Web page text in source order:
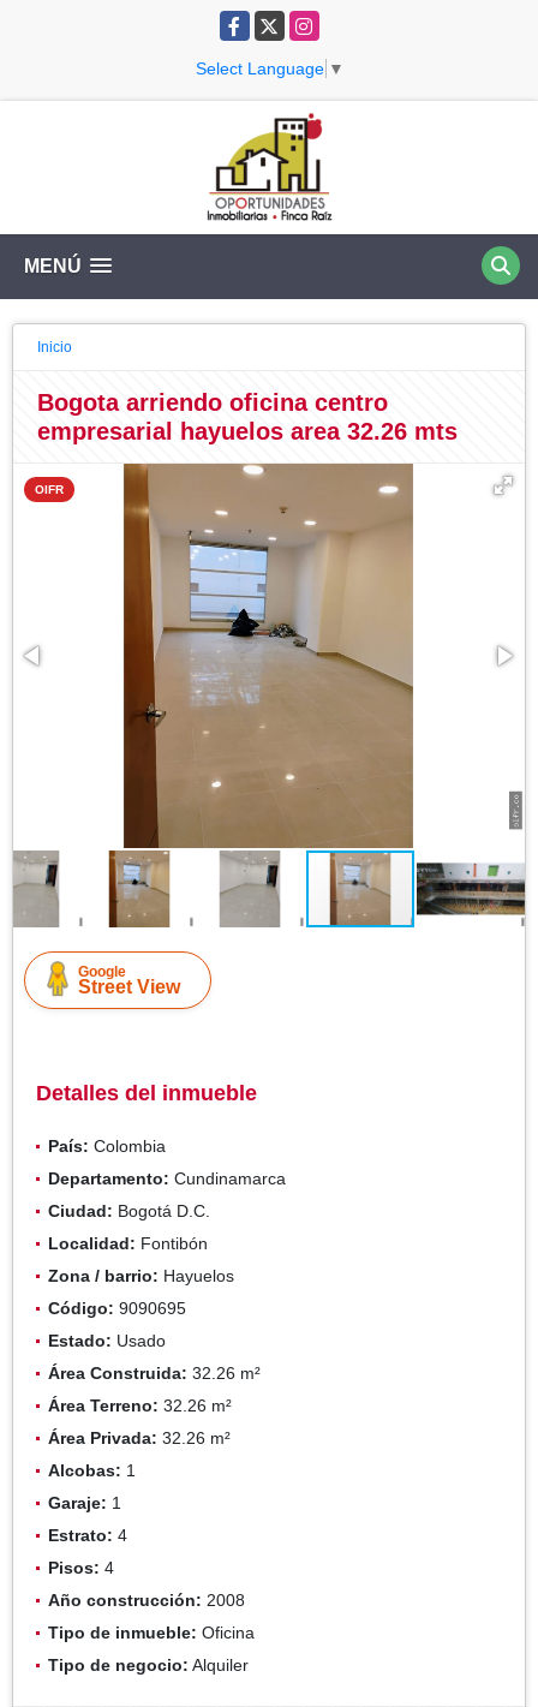
Facebook
X Instagram
Select Language ▼
MENÚ
Inicio
Bogota arriendo oficina centro
empresarial hayuelos area 32.26 mts
OIFR
Google
Street View
Detalles del inmueble
País: Colombia
Departamento: Cundinamarca
Ciudad: Bogotá D.C.
Localidad: Fontibón
Zona / barrio: Hayuelos
Código: 9090695
Estado: Usado
Área Construida: 32.26 m²
Área Terreno: 32.26 m²
Área Privada: 32.26 m²
Alcobas: 1
Garaje: 1
Estrato: 4
Pisos: 4
Año construcción: 2008
Tipo de inmueble: Oficina
Tipo de negocio: Alquiler